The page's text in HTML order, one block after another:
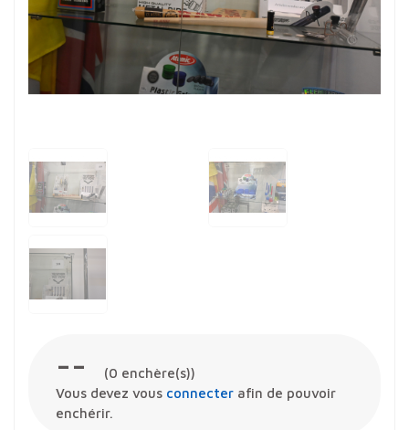
-- (0 enchère(s))
Vous devez vous connecter afin de pouvoir
enchérir.